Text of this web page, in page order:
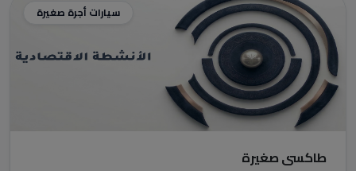
سيارات أجرة صغيرة
طاكسي صغيرة